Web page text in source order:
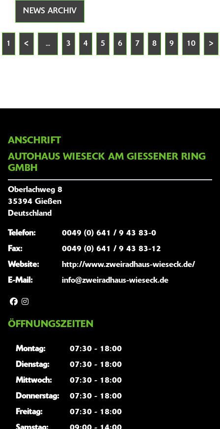
NEWS ARCHIV
1 < ... 3 4 5 6 7 8 9 10 >
ANSCHRIFT
AUTOHAUS WIESECK AM GIESSENER RING G
MBH
Oberlachweg 8
35394 Gießen
Deutschland
Telefon:
0049 (0) 641 / 9 43 83-0
Fax:
0049 (0) 641 / 9 43 83-12
Website:
http://www.zweiradhaus-wieseck.de/
E-Mail:
info@zweiradhaus-wieseck.de
ÖFFNUNGSZEITEN
Montag:
07:30 - 18:00
Dienstag:
07:30 - 18:00
Mittwoch:
07:30 - 18:00
Donnerstag:
07:30 - 18:00
Freitag:
07:30 - 18:00